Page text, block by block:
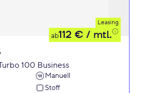
Leasing
ab112 € / mtl.
100 Business
Manuell
Stoff